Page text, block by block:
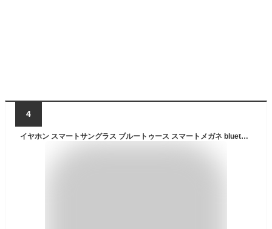
4
イヤホン スマートサングラス ブルートゥース スマートメガネ bluetooth 5.3 イヤフォン サングラス 運転 UVカット レンズ 音楽 バイク